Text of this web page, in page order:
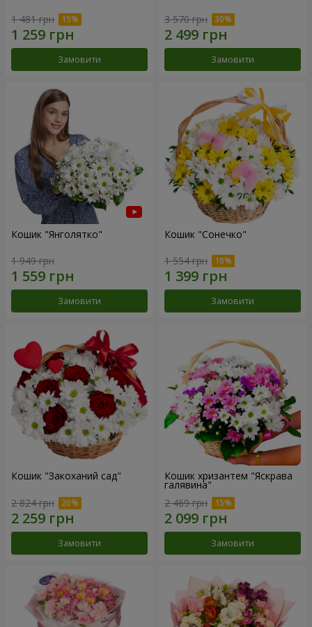
1 481 грн
Замовити
3 570 грн
Замовити
Кошик "Янголятко"
1 949 грн
Замовити
Кошик "Сонечко"
1 554 грн
Замовити
Кошик "Закоханий сад"
2 824 грн
Замовити
Кошик хризантем "Яскрава
галявина"
2 469 грн
Замовити